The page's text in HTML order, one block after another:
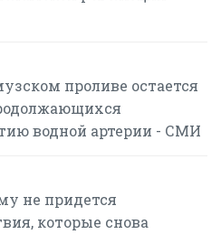
проливе остается
водной артерии - СМИ
не придется
которые снова